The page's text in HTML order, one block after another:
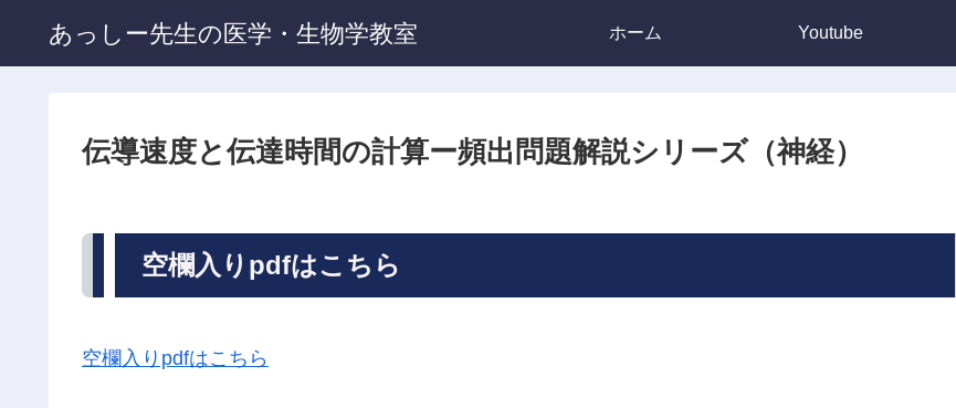
あっしー先生の医学・生物学教室 ホーム Youtube
伝導速度と伝達時間の計算ー頻出問題解説シリーズ（神経）
空欄入りpdfはこちら
空欄入りpdfはこちら